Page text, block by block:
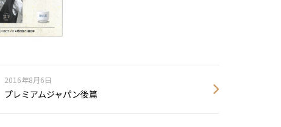
2016年8月6日
プレミアムジャパン後篇